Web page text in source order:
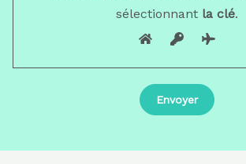
sélectionnantla clé.